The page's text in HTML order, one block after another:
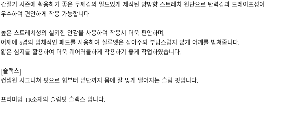
간절기 시즌에 활용하기 좋은 두께감의 밀도있게 제직된 양방향 스트레치 원단으로 탄력감과 드레이프성이
우수하여 편안하게 착용 가능합니다.
높은 스트레치성의 실키한 안감을 사용하여 착용시 더욱 편안하며,
어깨에 6겹의 입체적인 패드를 사용하여 실루엣은 잡아주되 부담스럽지 않게 어깨를 받쳐줍니다.
얇은 심지를 활용하여 더욱 웨어러블하게 착용하기 좋게 작업하였습니다.
[슬랙스]
컨셉원 시그니쳐 핏으로 힙부터 밑단까지 몸에 잘 맞게 떨어지는 슬림 핏입니다.
프리미엄 TR소재의 슬림핏 슬랙스 입니다.